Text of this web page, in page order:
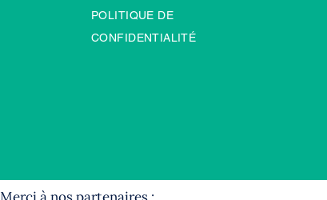
POLITIQUE DE
CONFIDENTIALITÉ